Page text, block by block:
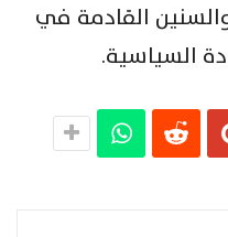
القادمة في
السياسية.